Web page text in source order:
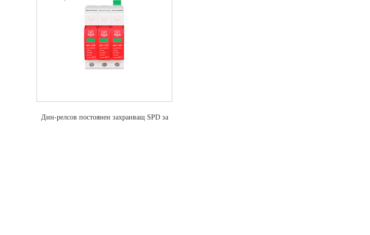
Дин-релсов постоянен захранващ SPD за